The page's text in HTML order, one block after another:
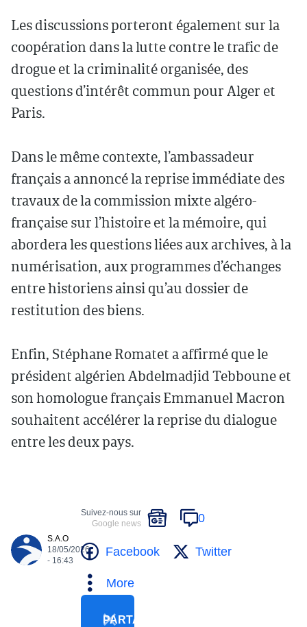
Les discussions porteront également sur la
coopération dans la lutte contre le trafic de
drogue et la criminalité organisée, des
questions d’intérêt commun pour Alger et
Paris.
Dans le même contexte, l’ambassadeur
français a annoncé la reprise immédiate des
travaux de la commission mixte algéro-
française sur l’histoire et la mémoire, qui
abordera les questions liées aux archives, à la
numérisation, aux programmes d’échanges
entre historiens ainsi qu’au dossier de
restitution des biens.
Enfin, Stéphane Romatet a affirmé que le
président algérien Abdelmadjid Tebboune et
son homologue français Emmanuel Macron
souhaitent accélérer la reprise du dialogue
entre les deux pays.
S.A.O
18/05/2026
- 16:43
Suivez-nous sur
Google news
0
Facebook Twitter
More
PARTAGER